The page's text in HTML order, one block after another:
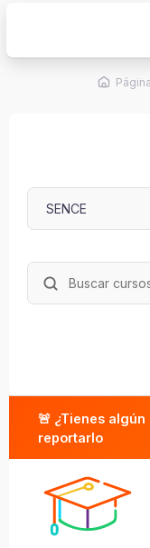
Categorías
Buscar cursos
🚨 ¿Tienes
reportarlo